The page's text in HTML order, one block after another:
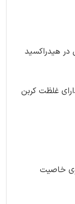
در هیدراکسید
غلظت کربن
روی خاصیت